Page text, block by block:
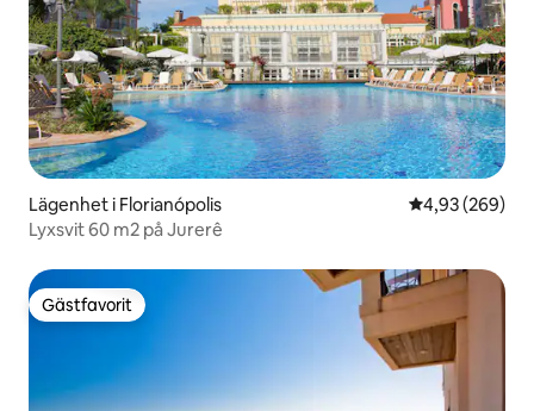
Lägenhet i Florianópolis 4,93 av 5 i
4,93 (269)
Lyxsvit 60 m2 på Jurerê
Gästfavorit
Gästfavorit